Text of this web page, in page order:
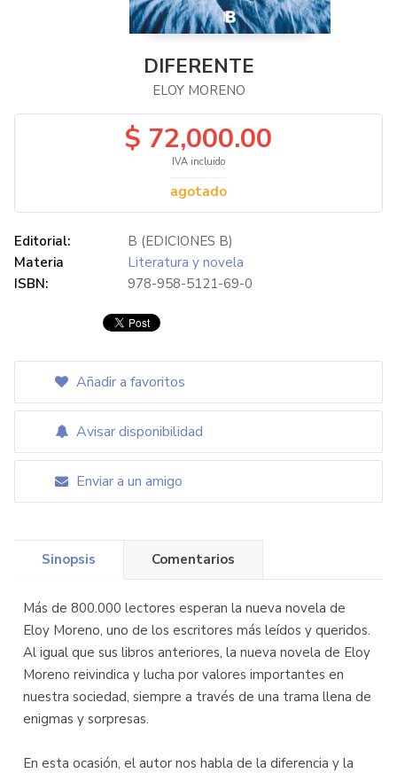
DIFERENTE
ELOY MORENO
$ 72,000.00
IVA incluido
agotado
Editorial:
B (EDICIONES B)
Materia
Literatura y novela
ISBN:
978-958-5121-69-0
Añadir a favoritos
Avisar disponibilidad
Enviar a un amigo
Sinopsis Comentarios
Más de 800.000 lectores esperan la nueva novela de
Eloy Moreno, uno de los escritores más leídos y queridos.
Al igual que sus libros anteriores, la nueva novela de Eloy
Moreno reivindica y lucha por valores importantes en
nuestra sociedad, siempre a través de una trama llena de
enigmas y sorpresas.
En esta ocasión, el autor nos habla de la diferencia y la